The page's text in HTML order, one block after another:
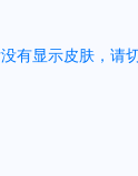
有显示皮肤，请